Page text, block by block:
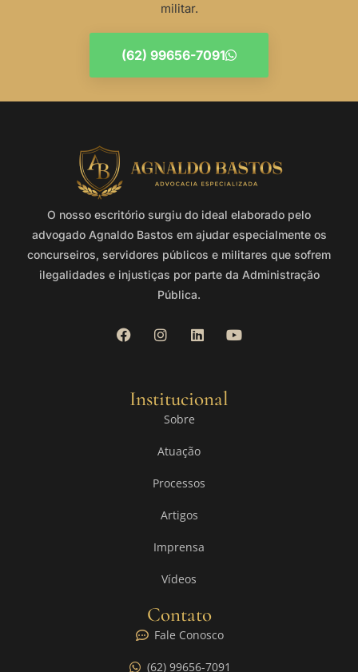
militar.
(62) 99656-7091
O nosso escritório surgiu do ideal elaborado pelo
advogado Agnaldo Bastos em ajudar especialmente os
concurseiros, servidores públicos e militares que sofrem
ilegalidades e injustiças por parte da Administração
Pública.
Institucional
Sobre
Atuação
Processos
Artigos
Imprensa
Vídeos
Contato
Fale Conosco
(62) 99656-7091